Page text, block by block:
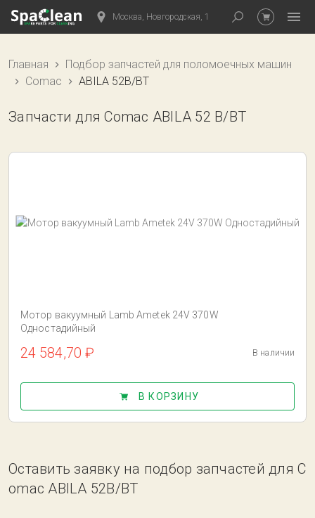
Москва, Новгородская, 1
Главная
Подбор запчастей для поломоечных машин
Comac
ABILA 52B/BT
Запчасти для Comac ABILA 52 B/BT
Мотор вакуумный Lamb Ametek 24V 370W
Одностадийный
24 584,70 ₽ В наличии
В КОРЗИНУ
Оставить заявку на подбор запчастей для C
omac ABILA 52B/BT